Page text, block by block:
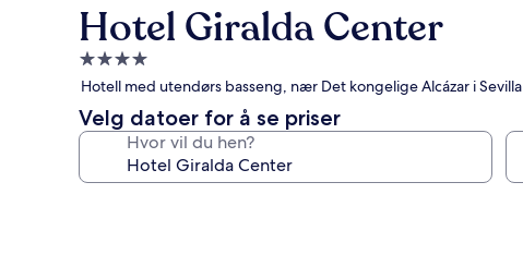
Hotel Giralda Center
Overnattingssted
med
4.0
stjerner
Hotell med utendørs basseng, nær Det kongelige Alcázar i Sevilla
Velg datoer for å se priser
Hvor vil du hen?